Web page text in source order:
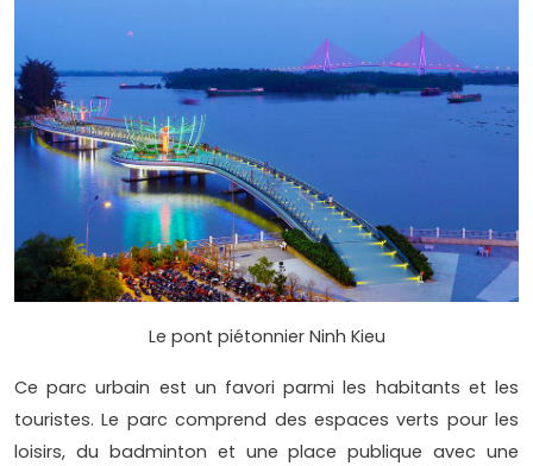
Le pont piétonnier Ninh Kieu
Ce parc urbain est un favori parmi les habitants et les
touristes. Le parc comprend des espaces verts pour les
loisirs, du badminton et une place publique avec une